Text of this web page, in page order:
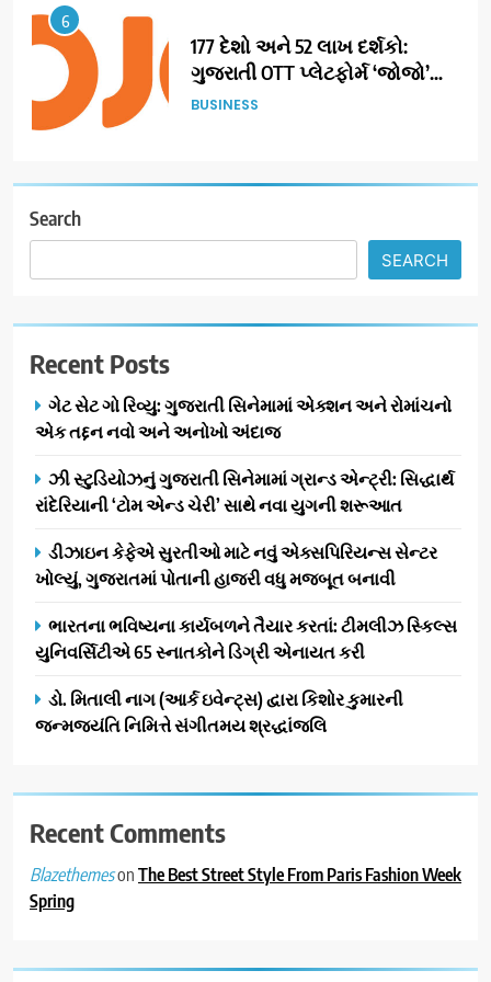
6
177 દેશો અને 52 લાખ દર્શકો:
ગુજરાતી OTT પ્લેટફોર્મ ‘જોજો’
(JOJO) નો વિશ્વભરમાં દબદબો
BUSINESS
અમદાવાદમાં યોજાયેલા ‘ઓકલ્ટ
ટેરોટ રીડર પુનિતજી લુલ્લા એ ટેરોટ
કાર્ડ રીડિંગ અંગે માહિતી આપી
ગ્લોબલ એક્સેલન્સ ફોરમ દ્વારા
પ્રતિષ્ઠિત કાર્યક્રમ નવી દિલ્હીમાં
સફળતાપૂર્વક યોજાયો
BUSINESS
ગેટ સેટ ગો રિવ્યુ: ગુજરાતી
સિનેમામાં એક્શન અને રોમાંચનો
અંદાજ
ENTERTAINMENT
ઝી સ્ટુડિયોઝનું ગુજરાતી સિનેમામાં
ગ્રાન્ડ એન્ટ્રી: સિદ્ધાર્થ રાંદેરિયાની
શરૂઆત
એક્સપિરિયન્સ સેન્ટર ખોલ્યું,
ગુજરાતમાં પોતાની હાજરી વધુ
મજબૂત બનાવી
BUSINESS
4
યુનિવર્સિટીએ 65 સ્નાતકોને ડિગ્રી
EDUCATION
Search
SEARCH
Recent Posts
ગેટ સેટ ગો રિવ્યુ: ગુજરાતી સિનેમામાં એક્શન અને રોમાંચનો
એક તદ્દન નવો અને અનોખો અંદાજ
ઝી સ્ટુડિયોઝનું ગુજરાતી સિનેમામાં ગ્રાન્ડ એન્ટ્રી: સિદ્ધાર્થ
રાંદેરિયાની ‘ટોમ એન્ડ ચેરી’ સાથે નવા યુગની શરૂઆત
ડીઝાઇન કેફેએ સુરતીઓ માટે નવું એક્સપિરિયન્સ સેન્ટર
ખોલ્યું, ગુજરાતમાં પોતાની હાજરી વધુ મજબૂત બનાવી
ભારતના ભવિષ્યના કાર્યબળને તૈયાર કરતાં: ટીમલીઝ સ્કિલ્સ
યુનિવર્સિટીએ 65 સ્નાતકોને ડિગ્રી એનાયત કરી
ડો. મિતાલી નાગ (આર્ક ઇવેન્ટ્સ) દ્વારા કિશોર કુમારની
જન્મજયંતિ નિમિત્તે સંગીતમય શ્રદ્ધાંજલિ
Recent Comments
BlazethemesonThe Best Street Style From Paris Fashion Week
Spring